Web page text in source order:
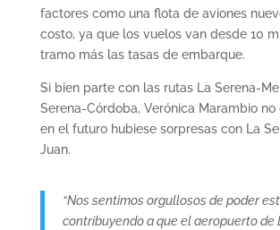
factores como una flota de aviones
costo, ya que los vuelos van desde 10
tramo más las tasas de embarque.
Si bien parte con las rutas La Serena-
Serena-Córdoba, Verónica Marambio
en el futuro hubiese sorpresas con La
Juan.
“Nos sentimos orgullosos de poder
contribuyendo a que el aeropuerto de